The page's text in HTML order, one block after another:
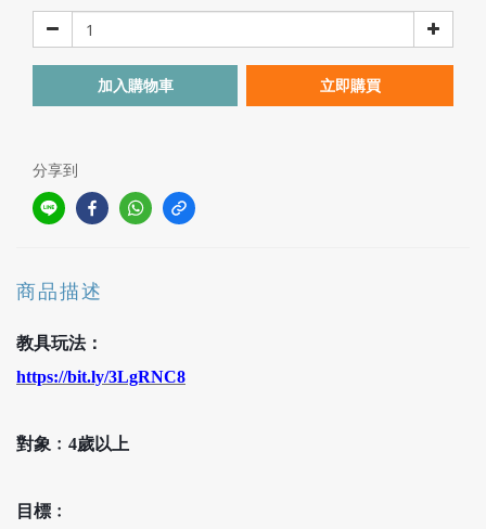
加入購物車 立即購買
分享到
商品描述
教具玩法：
https://bit.ly/3LgRNC8
對象﹕4歲以上
目標﹕